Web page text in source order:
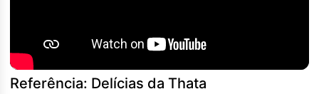
Referência: Delícias da Thata